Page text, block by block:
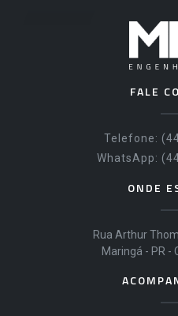
FALE
Telefone:
WhatsApp:
ONDE
Rua Arthur
Maringá - PR -